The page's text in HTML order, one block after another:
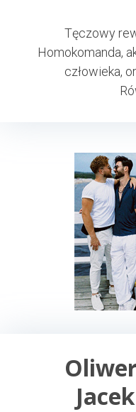
Tęczowy
Homokomanda,
człowieka,